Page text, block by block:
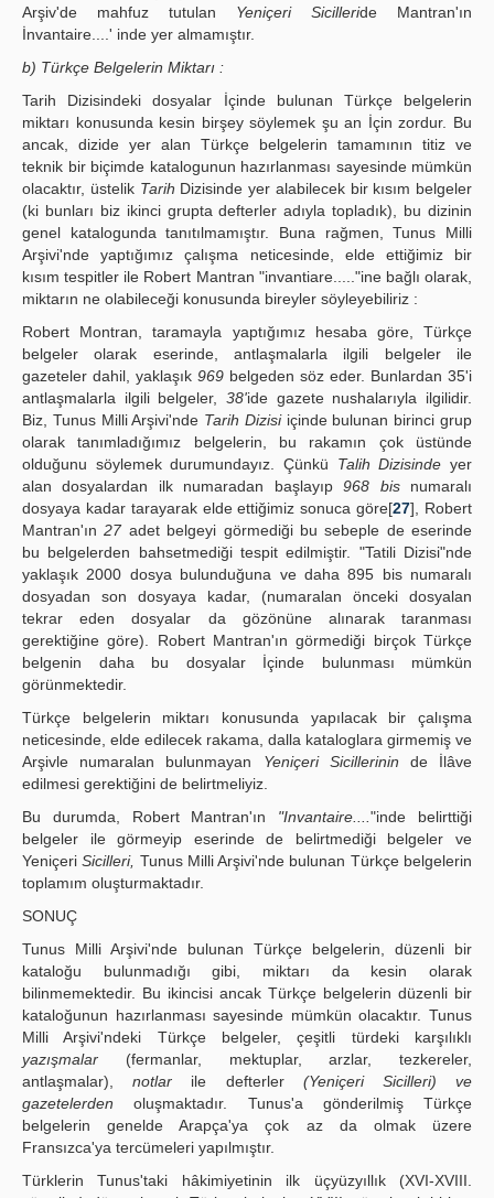
Arşiv'de mahfuz tutulan Yeniçeri Sicilleride Mantran'ın
İnvantaire....' inde yer almamıştır.
b) Türkçe Belgelerin Miktarı :
Tarih Dizisindeki dosyalar İçinde bulunan Türkçe belgelerin
miktarı konusunda kesin birşey söylemek şu an İçin zordur. Bu
ancak, dizide yer alan Türkçe belgelerin tamamının titiz ve
teknik bir biçimde katalogunun hazırlanması sayesinde mümkün
olacaktır, üstelik Tarih Dizisinde yer alabilecek bir kısım belgeler
(ki bunları biz ikinci grupta defterler adıyla topladık), bu dizinin
genel katalogunda tanıtılmamıştır. Buna rağmen, Tunus Milli
Arşivi'nde yaptığımız çalışma neticesinde, elde ettiğimiz bir
kısım tespitler ile Robert Mantran "invantiare....."ine bağlı olarak,
miktarın ne olabileceği konusunda bireyler söyleyebiliriz :
Robert Montran, taramayla yaptığımız hesaba göre, Türkçe
belgeler olarak eserinde, antlaşmalarla ilgili belgeler ile
gazeteler dahil, yaklaşık 969 belgeden söz eder. Bunlardan 35'i
antlaşmalarla ilgili belgeler, 38'ide gazete nushalarıyla ilgilidir.
Biz, Tunus Milli Arşivi'nde Tarih Dizisiiçinde bulunan birinci grup
olarak tanımladığımız belgelerin, bu rakamın çok üstünde
olduğunu söylemek durumundayız. Çünkü Talih Dizisinde yer
alan dosyalardan ilk numaradan başlayıp968 bisnumaralı
dosyaya kadar tarayarak elde ettiğimiz sonuca göre[27], Robert
Mantran'ın27adet belgeyi görmediği bu sebeple de eserinde
bu belgelerden bahsetmediği tespit edilmiştir. "Tatili Dizisi"nde
yaklaşık 2000 dosya bulunduğuna ve daha 895 bis numaralı
dosyadan son dosyaya kadar, (numaralan önceki dosyalan
tekrar eden dosyalar da gözönüne alınarak taranması
gerektiğine göre). Robert Mantran'ın görmediği birçok Türkçe
belgenin daha bu dosyalar İçinde bulunması mümkün
görünmektedir.
Türkçe belgelerin miktarı konusunda yapılacak bir çalışma
neticesinde, elde edilecek rakama, dalla kataloglara girmemiş ve
Arşivle numaralan bulunmayan Yeniçeri Sicillerinin de İlâve
edilmesi gerektiğini de belirtmeliyiz.
Bu durumda, Robert Mantran'ın "Invantaire...."inde belirttiği
belgeler ile görmeyip eserinde de belirtmediği belgeler ve
YeniçeriSicilleri, Tunus Milli Arşivi'nde bulunan Türkçe belgelerin
toplamım oluşturmaktadır.
SONUÇ
Tunus Milli Arşivi'nde bulunan Türkçe belgelerin, düzenli bir
kataloğu bulunmadığı gibi, miktarı da kesin olarak
bilinmemektedir. Bu ikincisi ancak Türkçe belgelerin düzenli bir
kataloğunun hazırlanması sayesinde mümkün olacaktır. Tunus
Milli Arşivi'ndeki Türkçe belgeler, çeşitli türdeki karşılıklı
yazışmalar (fermanlar, mektuplar, arzlar, tezkereler,
antlaşmalar),notlar ile defterler (Yeniçeri Sicilleri) ve
gazetelerden oluşmaktadır. Tunus'a gönderilmiş Türkçe
belgelerin genelde Arapça'ya çok az da olmak üzere
Fransızca'ya tercümeleri yapılmıştır.
Türklerin Tunus'taki hâkimiyetinin ilk üçyüzyıllık (XVI-XVIII.